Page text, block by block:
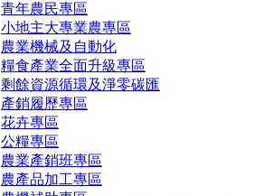
青年農民專區
小地主大專業農專區
農業機械及自動化
糧食產業全面升級專區
剩餘資源循環及淨零碳匯
產銷履歷專區
花卉專區
公糧專區
農業產銷班專區
農產品加工專區